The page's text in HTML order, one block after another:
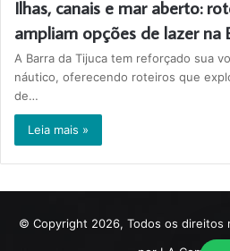
Ilhas, canais e mar aberto:
ampliam opções de lazer na
A Barra da Tijuca tem reforçado sua
náutico, oferecendo roteiros que
de…
Leia mais »
© Copyright 2026, Todos os direitos